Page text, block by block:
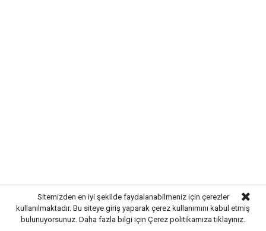
Sitemizden en iyi şekilde faydalanabilmeniz için çerezler
kullanılmaktadır. Bu siteye giriş yaparak çerez kullanımını kabul etmiş
bulunuyorsunuz. Daha fazla bilgi için Çerez politikamıza tıklayınız.